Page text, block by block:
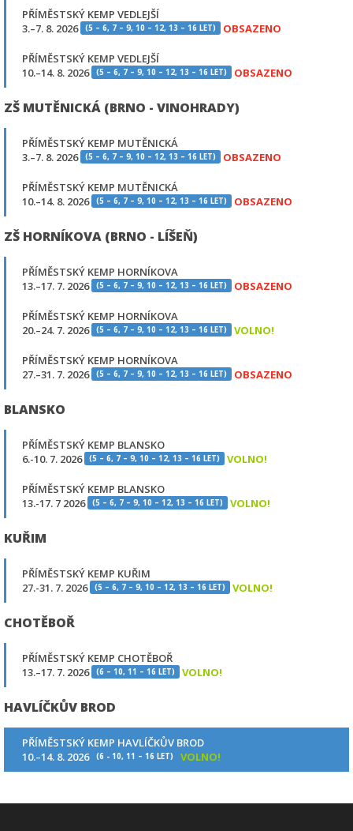
PŘÍMĚSTSKÝ KEMP VEDLEJŠÍ
3.–7. 8. 2026
(5 – 6, 7 – 9, 10 – 12, 13 – 16 LET) OBSAZENO
PŘÍMĚSTSKÝ KEMP VEDLEJŠÍ
10.–14. 8. 2026
(5 – 6, 7 – 9, 10 – 12, 13 – 16 LET) OBSAZENO
ZŠ MUTĚNICKÁ (BRNO - VINOHRADY)
PŘÍMĚSTSKÝ KEMP MUTĚNICKÁ
3.–7. 8. 2026
(5 – 6, 7 – 9, 10 – 12, 13 – 16 LET) OBSAZENO
PŘÍMĚSTSKÝ KEMP MUTĚNICKÁ
10.–14. 8. 2026
(5 – 6, 7 – 9, 10 – 12, 13 – 16 LET) OBSAZENO
ZŠ HORNÍKOVA (BRNO - LÍŠEŇ)
PŘÍMĚSTSKÝ KEMP HORNÍKOVA
13.–17. 7. 2026
(5 – 6, 7 – 9, 10 – 12, 13 – 16 LET) OBSAZENO
PŘÍMĚSTSKÝ KEMP HORNÍKOVA
20.–24. 7. 2026
(5 – 6, 7 – 9, 10 – 12, 13 – 16 LET) VOLNO!
PŘÍMĚSTSKÝ KEMP HORNÍKOVA
27.–31. 7. 2026
(5 – 6, 7 – 9, 10 – 12, 13 – 16 LET) OBSAZENO
BLANSKO
PŘÍMĚSTSKÝ KEMP BLANSKO
6.-10. 7. 2026
(5 – 6, 7 – 9, 10 – 12, 13 – 16 LET) VOLNO!
PŘÍMĚSTSKÝ KEMP BLANSKO
13.-17. 7 2026
(5 – 6, 7 – 9, 10 – 12, 13 – 16 LET) VOLNO!
KUŘIM
PŘÍMĚSTSKÝ KEMP KUŘIM
27.-31. 7. 2026
(5 – 6, 7 – 9, 10 – 12, 13 – 16 LET) VOLNO!
CHOTĚBOŘ
PŘÍMĚSTSKÝ KEMP CHOTĚBOŘ
13.–17. 7. 2026
(6 – 10, 11 – 16 LET) VOLNO!
HAVLÍČKŮV BROD
PŘÍMĚSTSKÝ KEMP HAVLÍČKŮV BROD
10.–14. 8. 2026
(6 - 10, 11 – 16 LET) VOLNO!